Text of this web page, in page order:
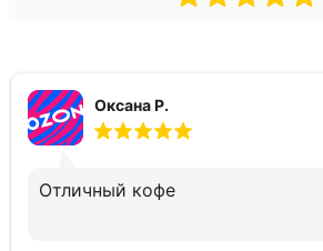
Оксана Р.
Отличный кофе